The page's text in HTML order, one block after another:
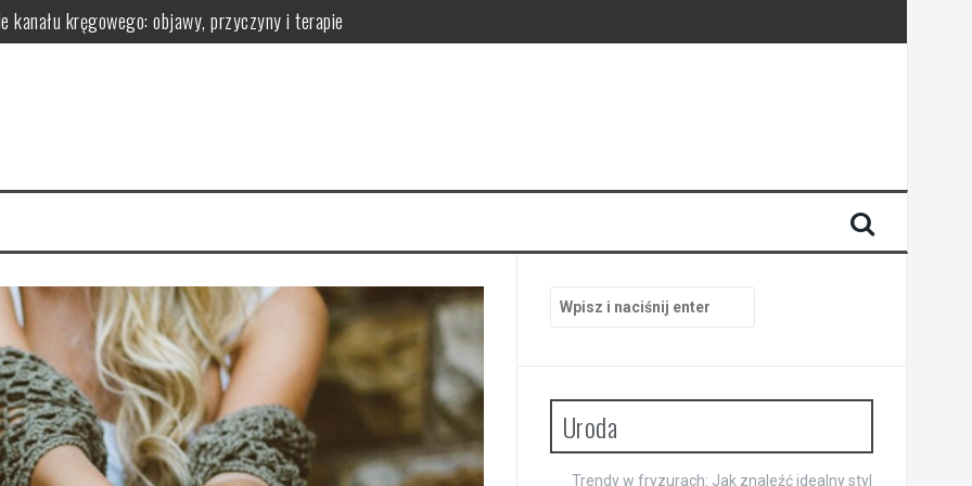
kanału kręgowego: objawy, przyczyny i terapie
pielęgnacyjne
działanie na skórę
regeneracji organizmu
i przechowywanie do wygodnej aranżacji
Uroda
Trendy w fryzurach: Jak znaleźć idealny styl